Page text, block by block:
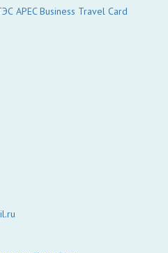
APEC Business Travel Card